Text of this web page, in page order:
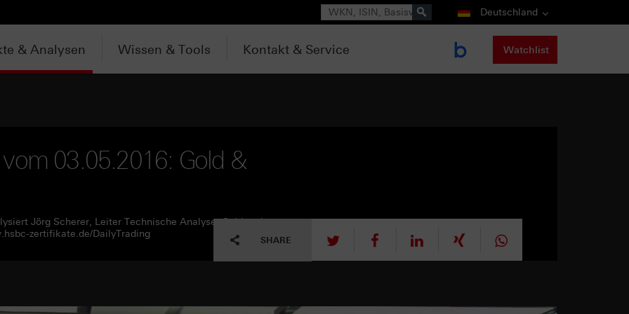
Suche Deutschland
& Analysen Wissen & Tools Kontakt & Service Watchlist
03.05.2016: Gold &
Jörg Scherer, Leiter Technische Analyse, Gold und
zertifikate.de/DailyTrading
SHARE tweet mitteilen